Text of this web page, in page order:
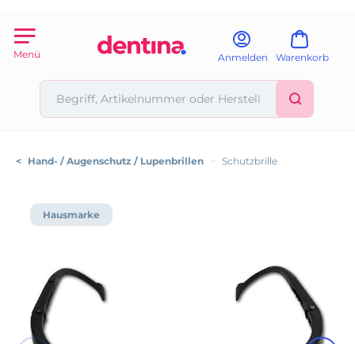
Menü Anmelden Warenkorb
< Hand- / Augenschutz / Lupenbrillen > Schutzbrille
Hausmarke